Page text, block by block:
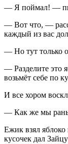
— Я поймал! —
— Вот что, —
каждый из вас
— Но тут только
— Разделите это
возьмёт себе по
И все хором
— Как же мы
Ежик взял яблоко
кусочек дал